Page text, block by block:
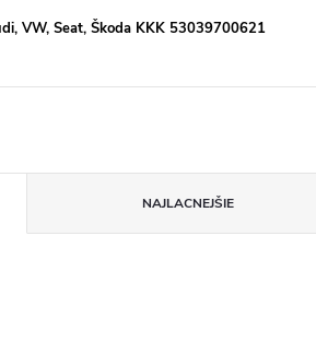
VW, Seat, Škoda KKK 53039700621
NAJLACNEJŠIE